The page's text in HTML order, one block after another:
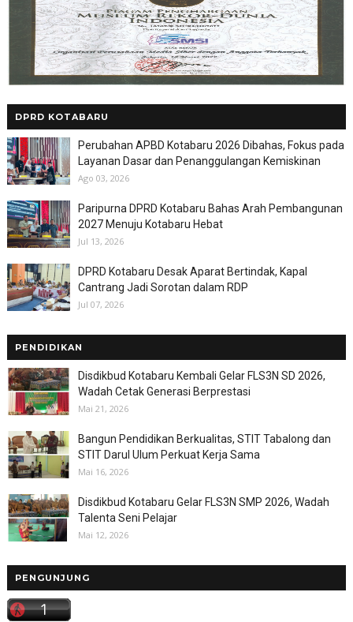
DPRD KOTABARU
Perubahan APBD Kotabaru 2026 Dibahas, Fokus pada
Layanan Dasar dan Penanggulangan Kemiskinan
Ago 03, 2026
Paripurna DPRD Kotabaru Bahas Arah Pembangunan
2027 Menuju Kotabaru Hebat
Jul 13, 2026
DPRD Kotabaru Desak Aparat Bertindak, Kapal
Cantrang Jadi Sorotan dalam RDP
Jul 07, 2026
PENDIDIKAN
Disdikbud Kotabaru Kembali Gelar FLS3N SD 2026,
Wadah Cetak Generasi Berprestasi
Mai 21, 2026
Bangun Pendidikan Berkualitas, STIT Tabalong dan
STIT Darul Ulum Perkuat Kerja Sama
Mai 16, 2026
Disdikbud Kotabaru Gelar FLS3N SMP 2026, Wadah
Talenta Seni Pelajar
Mai 12, 2026
PENGUNJUNG